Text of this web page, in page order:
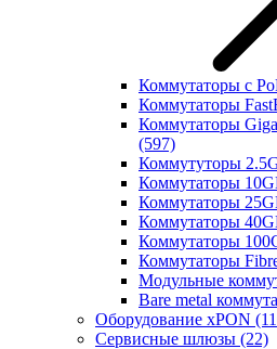
Коммутаторы с
Коммутаторы
Коммутаторы
(597)
Коммутуторы
Коммутаторы
Коммутаторы
Коммутаторы
Коммутаторы
Коммутаторы
Модульные
Bare metal
Оборудование xPON
Сервисные шлюзы (22)